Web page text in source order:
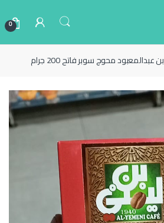
0
بن عبدالمعبود محوج سوبر فاتح 200 جرام